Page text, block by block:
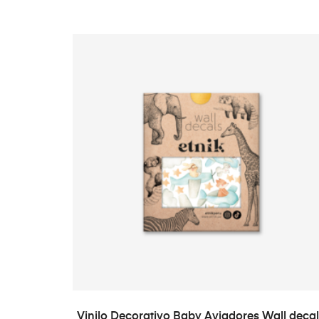
ADD TO CART
Vinilo Decorativo Baby Aviadores Wall